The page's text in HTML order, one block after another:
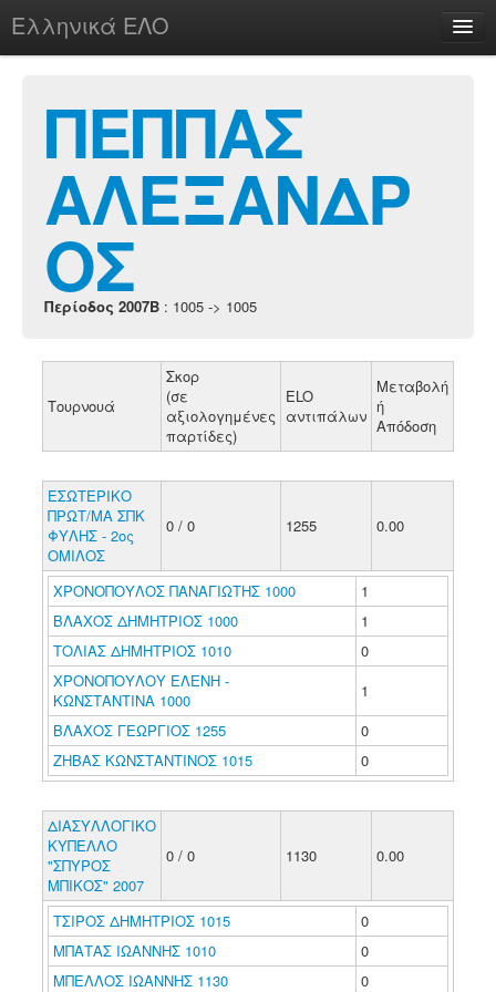
Ελληνικά ΕΛΟ
chesstu.be @ discord
Login
ΠΕΠΠΑΣ
ΑΛΕΞΑΝΔΡ
ΟΣ
Περίοδος 2007B : 1005 -> 1005
Τουρνουά
Σκορ
(σε
αξιολογημένες
παρτίδες)
ELO
αντιπάλων
Μεταβολή
ή
Απόδοση
ΕΣΩΤΕΡΙΚΟ
ΠΡΩΤ/ΜΑ ΣΠΚ
ΦΥΛΗΣ - 2ος
ΟΜΙΛΟΣ
0 / 0 1255 0.00
ΧΡΟΝΟΠΟΥΛΟΣ ΠΑΝΑΓΙΩΤΗΣ 1000
1
ΒΛΑΧΟΣ ΔΗΜΗΤΡΙΟΣ 1000
1
ΤΟΛΙΑΣ ΔΗΜΗΤΡΙΟΣ 1010
0
ΧΡΟΝΟΠΟΥΛΟΥ ΕΛΕΝΗ -
ΚΩΝΣΤΑΝΤΙΝΑ 1000
1
ΒΛΑΧΟΣ ΓΕΩΡΓΙΟΣ 1255
0
ΖΗΒΑΣ ΚΩΝΣΤΑΝΤΙΝΟΣ 1015
0
ΔΙΑΣΥΛΛΟΓΙΚΟ
ΚΥΠΕΛΛΟ
"ΣΠΥΡΟΣ
ΜΠΙΚΟΣ" 2007
0 / 0 1130 0.00
ΤΣΙΡΟΣ ΔΗΜΗΤΡΙΟΣ 1015
0
ΜΠΑΤΑΣ ΙΩΑΝΝΗΣ 1010
0
ΜΠΕΛΛΟΣ ΙΩΑΝΝΗΣ 1130
0